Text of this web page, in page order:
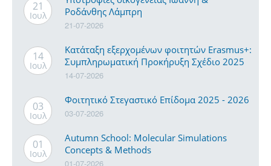
21
Ιουλ
Ροδάνθης Λάμπρη
21-07-2026
14
Ιουλ
Κατάταξη εξερχομένων φοιτητών Erasmus+:
Συμπληρωματική Προκήρυξη Σχέδιο 2025
14-07-2026
03
Ιουλ
Φοιτητικό Στεγαστικό Επίδομα 2025 - 2026
03-07-2026
01
Ιουλ
Autumn School: Molecular Simulations
Concepts & Methods
01-07-2026